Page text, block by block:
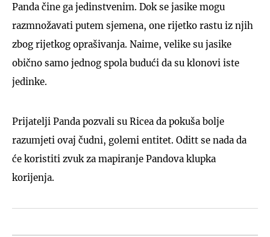
Panda čine ga jedinstvenim. Dok se jasike mogu
razmnožavati putem sjemena, one rijetko rastu iz njih
zbog rijetkog oprašivanja. Naime, velike su jasike
obično samo jednog spola budući da su klonovi iste
jedinke.
Prijatelji Panda pozvali su Ricea da pokuša bolje
razumjeti ovaj čudni, golemi entitet. Oditt se nada da
će koristiti zvuk za mapiranje Pandova klupka
korijenja.